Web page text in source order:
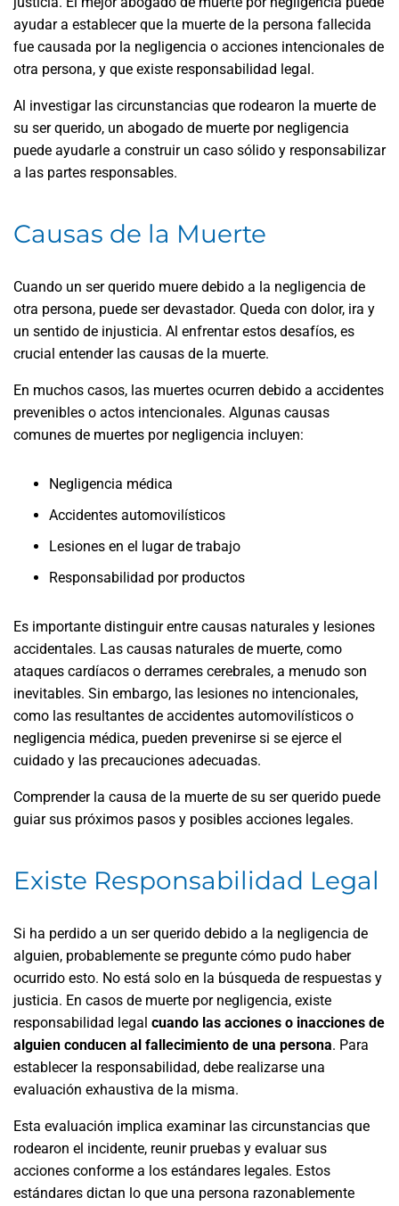
ayudar a establecer que la muerte de la persona fallecida
fue causada por la negligencia o acciones intencionales de
otra persona, y que existe responsabilidad legal.
Al investigar las circunstancias que rodearon la muerte de
su ser querido, un abogado de muerte por negligencia
puede ayudarle a construir un caso sólido y responsabilizar
a las partes responsables.
Causas de la Muerte
Cuando un ser querido muere debido a la negligencia de
otra persona, puede ser devastador. Queda con dolor, ira y
un sentido de injusticia. Al enfrentar estos desafíos, es
crucial entender las causas de la muerte.
En muchos casos, las muertes ocurren debido a accidentes
prevenibles o actos intencionales. Algunas causas
comunes de muertes por negligencia incluyen:
Negligencia médica
Accidentes automovilísticos
Lesiones en el lugar de trabajo
Responsabilidad por productos
Es importante distinguir entre causas naturales y lesiones
accidentales. Las causas naturales de muerte, como
ataques cardíacos o derrames cerebrales, a menudo son
inevitables. Sin embargo, las lesiones no intencionales,
como las resultantes de accidentes automovilísticos o
negligencia médica, pueden prevenirse si se ejerce el
cuidado y las precauciones adecuadas.
Comprender la causa de la muerte de su ser querido puede
guiar sus próximos pasos y posibles acciones legales.
Existe Responsabilidad Legal
Si ha perdido a un ser querido debido a la negligencia de
alguien, probablemente se pregunte cómo pudo haber
ocurrido esto. No está solo en la búsqueda de respuestas y
justicia. En casos de muerte por negligencia, existe
responsabilidad legal cuando las acciones o inacciones de
alguien conducen al fallecimiento de una persona. Para
establecer la responsabilidad, debe realizarse una
evaluación exhaustiva de la misma.
Esta evaluación implica examinar las circunstancias que
rodearon el incidente, reunir pruebas y evaluar sus
acciones conforme a los estándares legales. Estos
estándares dictan lo que una persona razonablemente